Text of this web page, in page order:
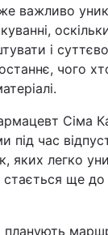
важливо
і суттєво
чого
Сіма
під час
яких легко
стається ще